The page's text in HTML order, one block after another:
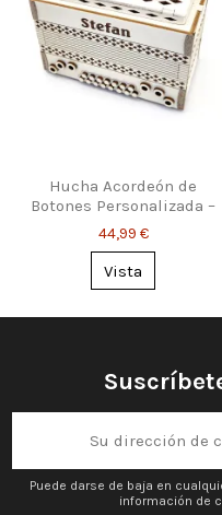
Hucha Acordeón de
Botones Personalizada –
Regalo para Músicos
44,99 €
Vista
Puede darse de baja en
información de